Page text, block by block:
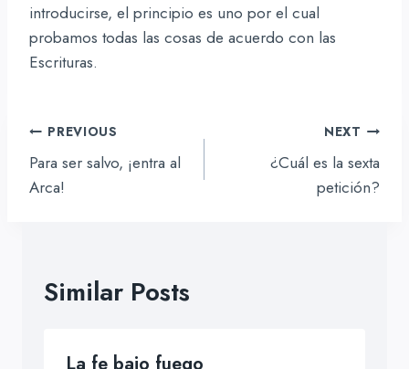
introducirse, el principio es uno por el cual
probamos todas las cosas de acuerdo con las
Escrituras.
Navegación
de
entradas
PREVIOUS
Para ser salvo, ¡entra al
Arca!
NEXT
¿Cuál es la sexta
petición?
Similar Posts